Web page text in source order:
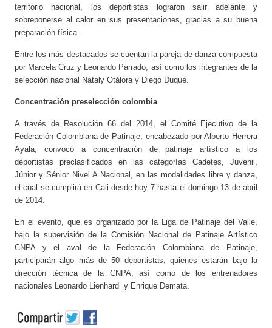
territorio nacional, los deportistas lograron salir adelante y
sobreponerse al calor en sus presentaciones, gracias a su buena
preparación física.
Entre los más destacados se cuentan la pareja de danza compuesta
por Marcela Cruz y Leonardo Parrado, así como los integrantes de la
selección nacional Nataly Otálora y Diego Duque.
Concentración preselección colombia
A través de Resolución 66 del 2014, el Comité Ejecutivo de la
Federación Colombiana de Patinaje, encabezado por Alberto Herrera
Ayala, convocó a concentración de patinaje artístico a los
deportistas preclasificados en las categorías Cadetes, Juvenil,
Júnior y Sénior Nivel A Nacional, en las modalidades libre y danza,
el cual se cumplirá en Cali desde hoy 7 hasta el domingo 13 de abril
de 2014.
En el evento, que es organizado por la Liga de Patinaje del Valle,
bajo la supervisión de la Comisión Nacional de Patinaje Artístico
CNPA y el aval de la Federación Colombiana de Patinaje,
participarán algo más de 50 deportistas, quienes estarán bajo la
dirección técnica de la CNPA, así como de los entrenadores
nacionales Leonardo Lienhard y Enrique Demata.